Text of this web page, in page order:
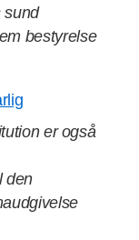
sund
bestyrelse
er også
den